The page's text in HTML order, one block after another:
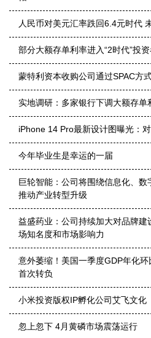
人民币对美元汇率跌回6.4元时代
部分大额存单利率进入“2时代”投
蒙特利资本收购公司通过SPAC方
实地调研：多家银行下调大额存单
iPhone 14 Pro最新设计图曝光：
今年毕业生是幸运的一届
巨轮智能：公司将围绕信息化、
推动产业转型升级
益盛药业：公司持续加大对品牌
场知名度和市场影响力
意外萎缩！美国一季度GDP年化
首次转负
小米投资版权IP孵化公司艾飞文化
忽上忽下 4月黄磷市场震荡运行